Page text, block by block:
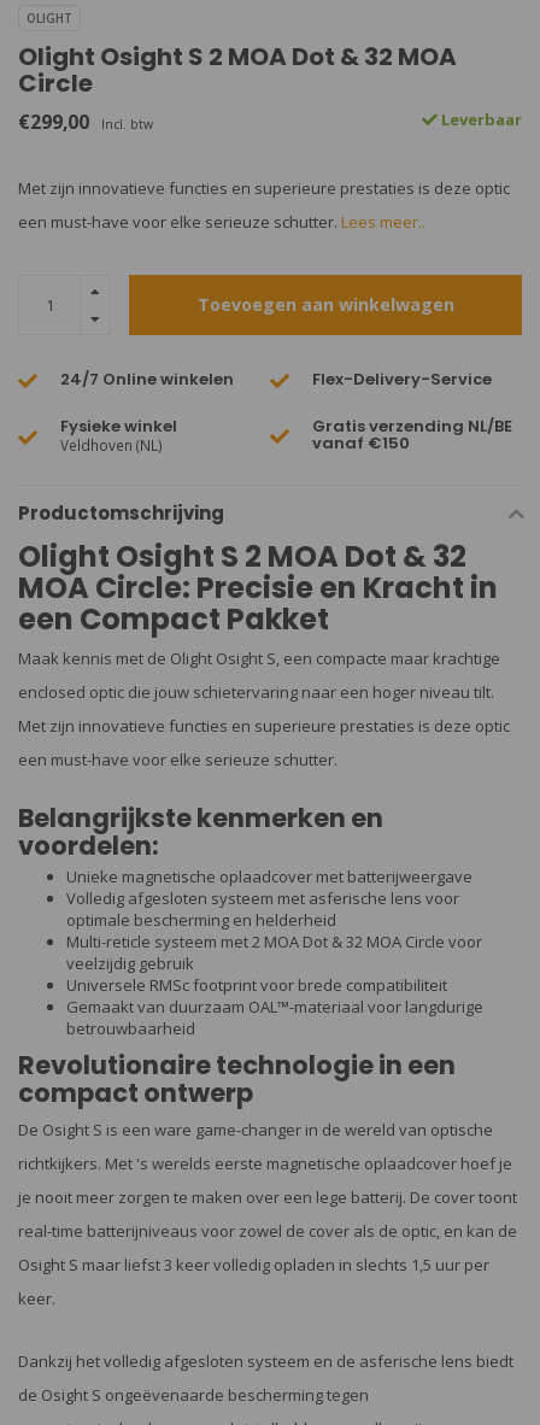
OLIGHT
Olight Osight S 2 MOA Dot & 32 MOA
Circle
€299,00 Incl. btw Leverbaar
Met zijn innovatieve functies en superieure prestaties is deze optic
een must-have voor elke serieuze schutter. Lees meer..
Toevoegen aan winkelwagen
24/7 Online winkelen Flex-Delivery-Service
Fysieke winkel
Veldhoven (NL)
Gratis verzending NL/BE
vanaf €150
Productomschrijving
Olight Osight S 2 MOA Dot & 32
MOA Circle: Precisie en Kracht in
een Compact Pakket
Maak kennis met de Olight Osight S, een compacte maar krachtige
enclosed optic die jouw schietervaring naar een hoger niveau tilt.
Met zijn innovatieve functies en superieure prestaties is deze optic
een must-have voor elke serieuze schutter.
Belangrijkste kenmerken en
voordelen:
Unieke magnetische oplaadcover met batterijweergave
Volledig afgesloten systeem met asferische lens voor
optimale bescherming en helderheid
Multi-reticle systeem met 2 MOA Dot & 32 MOA Circle voor
veelzijdig gebruik
Universele RMSc footprint voor brede compatibiliteit
Gemaakt van duurzaam OAL™-materiaal voor langdurige
betrouwbaarheid
Revolutionaire technologie in een
compact ontwerp
De Osight S is een ware game-changer in de wereld van optische
richtkijkers. Met 's werelds eerste magnetische oplaadcover hoef je
je nooit meer zorgen te maken over een lege batterij. De cover toont
real-time batterijniveaus voor zowel de cover als de optic, en kan de
Osight S maar liefst 3 keer volledig opladen in slechts 1,5 uur per
keer.
Dankzij het volledig afgesloten systeem en de asferische lens biedt
de Osight S ongeëvenaarde bescherming tegen